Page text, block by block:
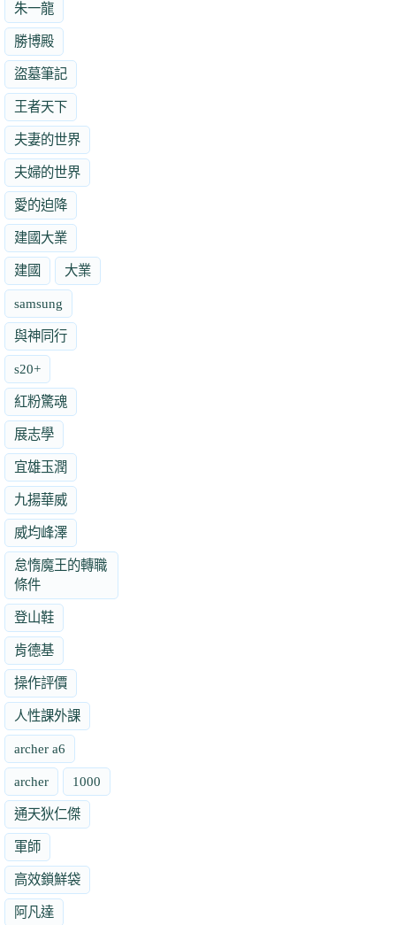
朱一龍
勝博殿
盜墓筆記
王者天下
夫妻的世界
夫婦的世界
愛的迫降
建國大業
建國 大業
samsung
與神同行
s20+
紅粉驚魂
展志學
宜雄玉潤
九揚華威
威均峰澤
怠惰魔王的轉職
條件
登山鞋
肯德基
操作評價
人性課外課
archer a6
archer 1000
通天狄仁傑
軍師
高效鎖鮮袋
阿凡達